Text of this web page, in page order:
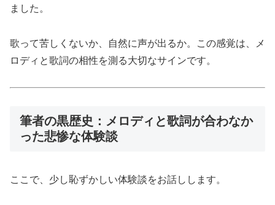
ました。
歌って苦しくないか、自然に声が出るか。この感覚は、メ
ロディと歌詞の相性を測る大切なサインです。
筆者の黒歴史：メロディと歌詞が合わなか
った悲惨な体験談
ここで、少し恥ずかしい体験談をお話しします。